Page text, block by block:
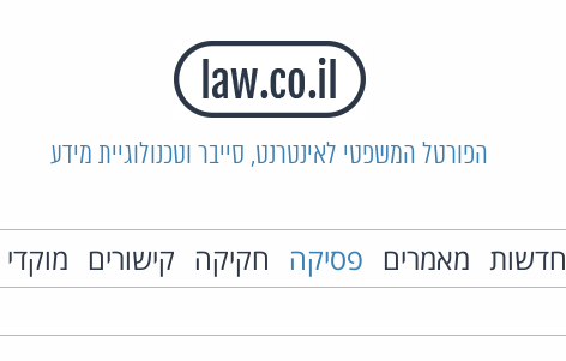
הפורטל המשפטי לאינטרנט, סייבר וטכנולוגיית מידע
חדשות מאמרים פסיקה חקיקה קישורים